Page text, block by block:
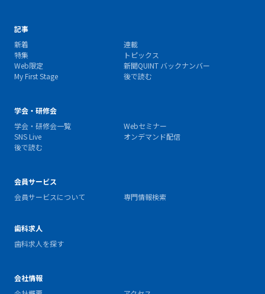
記事
新着
連載
特集
トピックス
Web限定
新聞QUINT バックナンバー
My First Stage
後で読む
学会・研修会
学会・研修会一覧
Webセミナー
SNS Live
オンデマンド配信
後で読む
会員サービス
会員サービスについて
専門情報検索
歯科求人
歯科求人を探す
会社情報